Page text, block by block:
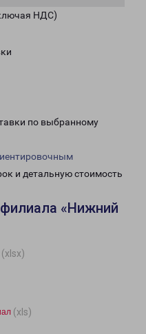
НДС)
по выбранному
и детальную стоимость
«Нижний
(xlsx)
(xls)